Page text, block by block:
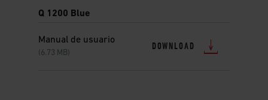
Q 1200 Blue
Manual de usuario
(6.73 MB)
DOWNLOAD